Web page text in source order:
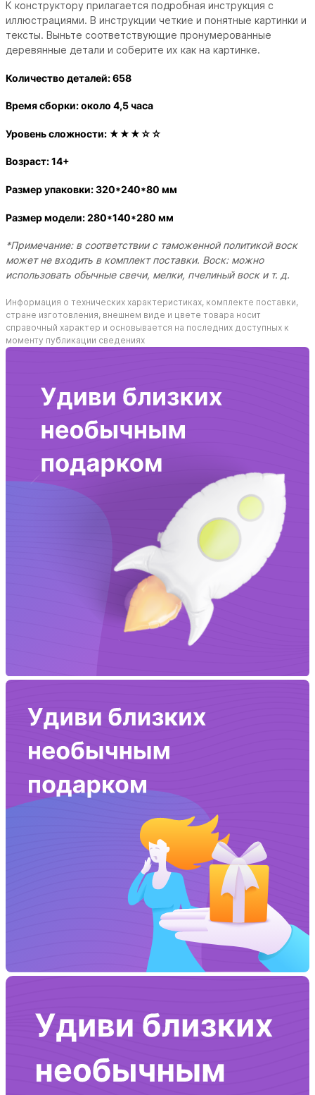
К конструктору прилагается подробная инструкция с
иллюстрациями. В инструкции четкие и понятные картинки и
тексты. Выньте соответствующие пронумерованные
деревянные детали и соберите их как на картинке.
Количество деталей: 658
Время сборки: около 4,5 часа
Уровень сложности: ★★★☆☆
Возраст: 14+
Размер упаковки: 320*240*80 мм
Размер модели: 280*140*280 мм
*Примечание:в соответствии с таможенной политикой воск
может не входить в комплект поставки. Воск: можно
использовать обычные свечи, мелки, пчелиный воск и т. д.
Информация о технических характеристиках, комплекте поставки,
стране изготовления, внешнем виде и цвете товара носит
справочный характер и основывается на последних доступных к
моменту публикации сведениях